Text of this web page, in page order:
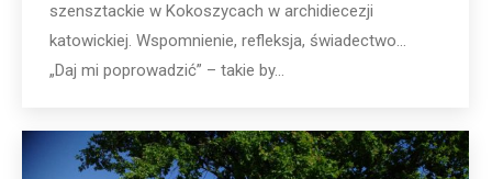
szensztackie w Kokoszycach w archidiecezji
katowickiej. Wspomnienie, refleksja, świadectwo…
„Daj mi poprowadzić” – takie by...